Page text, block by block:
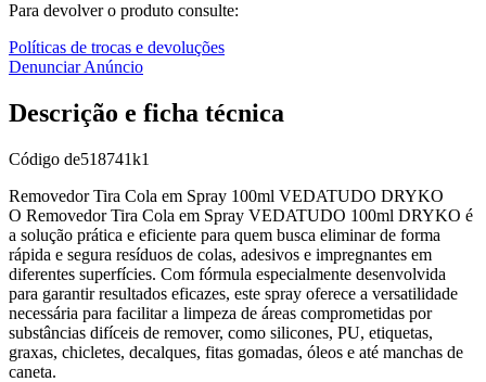
Para devolver o produto consulte:
Políticas de trocas e devoluções
Denunciar Anúncio
Descrição e ficha técnica
Código de518741k1
Removedor Tira Cola em Spray 100ml VEDATUDO DRYKO
O Removedor Tira Cola em Spray VEDATUDO 100ml DRYKO é
a solução prática e eficiente para quem busca eliminar de forma
rápida e segura resíduos de colas, adesivos e impregnantes em
diferentes superfícies. Com fórmula especialmente desenvolvida
para garantir resultados eficazes, este spray oferece a versatilidade
necessária para facilitar a limpeza de áreas comprometidas por
substâncias difíceis de remover, como silicones, PU, etiquetas,
graxas, chicletes, decalques, fitas gomadas, óleos e até manchas de
caneta.